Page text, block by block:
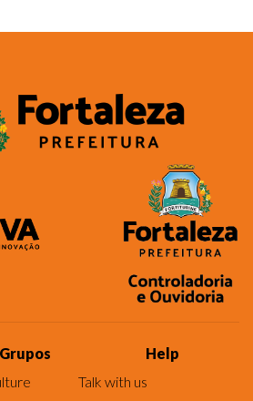
Grupos
Help
Talk with us